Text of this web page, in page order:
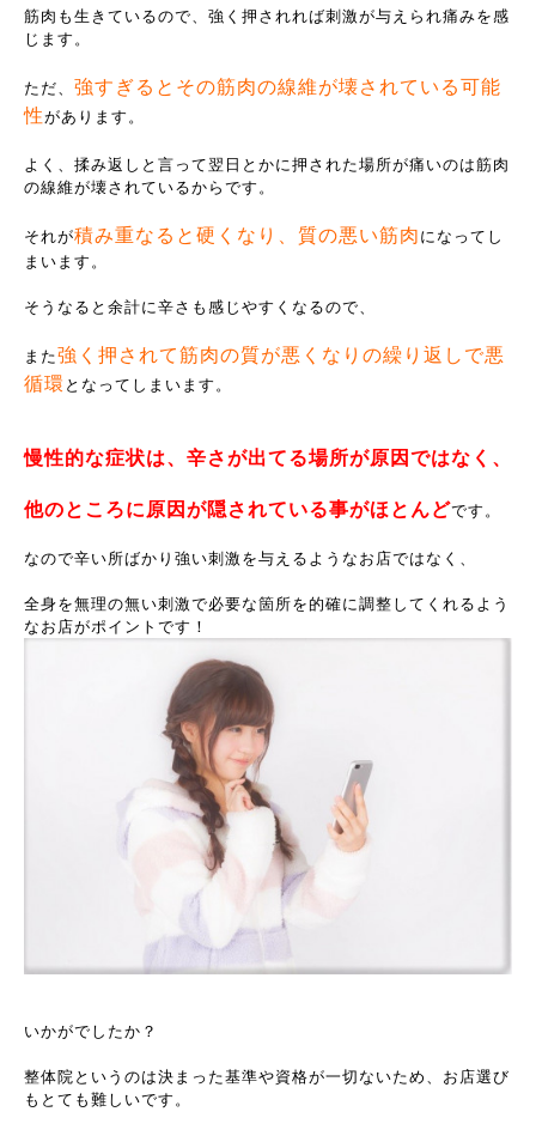
筋肉も生きているので、強く押されれば刺激が与えられ痛みを感
じます。
ただ、 強すぎるとその筋肉の線維が壊されている可能
性があります。
よく、揉み返しと言って翌日とかに押された場所が痛いのは筋肉
の線維が壊されているからです。
それが積み重なると硬くなり、質の悪い筋肉 になってし
まいます。
そうなると余計に辛さも感じやすくなるので、
また強く押されて筋肉の質が悪くなりの繰り返しで悪
循環 となってしまいます。
慢性的な症状は、辛さが出てる場所が原因ではなく、
他のところに原因が隠されている事がほとんどです。
なので辛い所ばかり強い刺激を与えるようなお店ではなく、
全身を無理の無い刺激で必要な箇所を的確に調整してくれるよう
なお店がポイントです！
いかがでしたか？
整体院というのは決まった基準や資格が一切ないため、お店選び
もとても難しいです。